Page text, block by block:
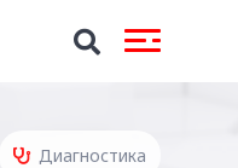
Диагностика